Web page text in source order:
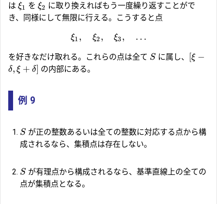
は ξ1 を ξ2 に取り換えればもう一度繰り返すことがで
き、同様にして無限に行える。こうすると点
ξ1 , ξ2 , ξ3, …
を好きなだけ取れる。これらの点は全て S に属し、 [ξ −
δ, ξ + δ] の内部にある。
例 9
S が正の整数あるいは全ての整数に対応する点から構
成されるなら、集積点は存在しない。
S が有理点から構成されるなら、基準直線上の全ての
点が集積点となる。